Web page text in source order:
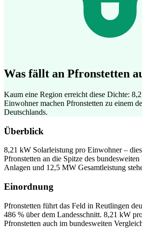
Was fällt an Pfronstetten
Kaum eine Region erreicht diese Dichte:
Einwohner machen Pfronstetten zu einem
Deutschlands.
Überblick
8,21 kW Solarleistung pro Einwohner –
Pfronstetten an die Spitze des
Anlagen und 12,5 MW Gesamtleistung
Einordnung
Pfronstetten führt das Feld in Reutlingen
486 % über dem Landesschnitt. 8,21 kW
Pfronstetten auch im bundesweiten